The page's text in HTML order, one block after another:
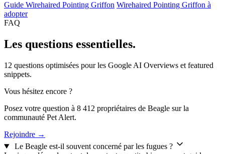
Guide Wirehaired Pointing Griffon Wirehaired Pointing Griffon à
adopter
FAQ
Les questions essentielles.
12 questions optimisées pour les Google AI Overviews et featured
snippets.
Vous hésitez encore ?
Posez votre question à 8 412 propriétaires de Beagle sur la
communauté Pet Alert.
Rejoindre →
Le Beagle est-il souvent concerné par les fugues ?